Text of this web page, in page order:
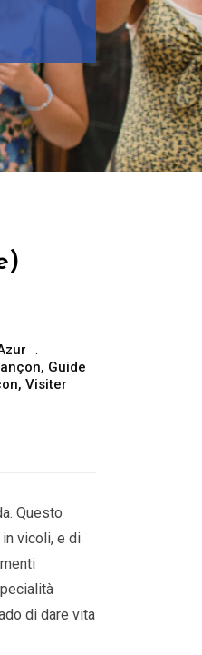
, Guide
, Visiter
Questo
vicoli, e di
di dare vita